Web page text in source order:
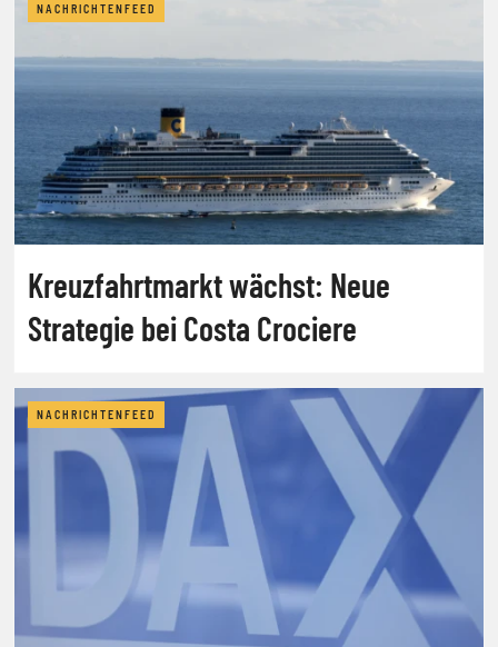
NACHRICHTENFEED
Kreuzfahrtmarkt wächst: Neue
Strategie bei Costa Crociere
NACHRICHTENFEED